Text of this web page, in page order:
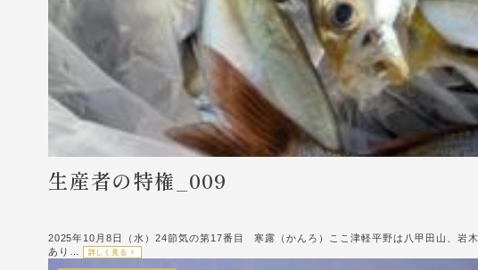
生産者の特権_009
2025年10月8日（水）24節気の第17番目 寒露（かんろ）ここ津軽平野は八甲田山、岩
あり…
詳しく見る